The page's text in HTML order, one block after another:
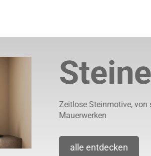
Steine
Zeitlose Steinmotive,
Mauerwerken
alle entdecken